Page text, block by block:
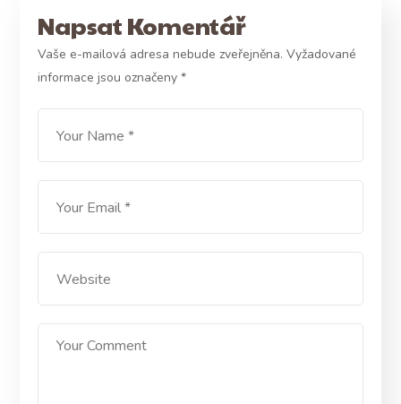
Napsat Komentář
Vaše e-mailová adresa nebude zveřejněna. Vyžadované
informace jsou označeny*